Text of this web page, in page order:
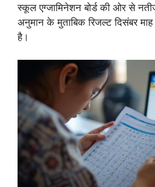
स्कूल एग्जामिनेशन बोर्ड की ओर से
अनुमान के मुताबिक रिजल्ट दिसंबर
है।